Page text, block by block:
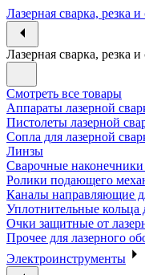
Лазерная сварка, резка и
Лазерная сварка, резка и
Смотреть все товары
Аппараты лазерной
Пистолеты лазерной
Сопла для лазерной
Линзы
Сварочные
Ролики подающего
Каналы направляющие
Уплотнительные кольца
Очки защитные от
Прочее для лазерного
Электроинструменты